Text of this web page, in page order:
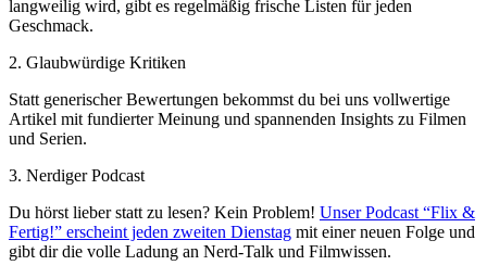
langweilig wird, gibt es regelmäßig frische Listen für jeden
Geschmack.
2. Glaubwürdige Kritiken
Statt generischer Bewertungen bekommst du bei uns vollwertige
Artikel mit fundierter Meinung und spannenden Insights zu Filmen
und Serien.
3. Nerdiger Podcast
Du hörst lieber statt zu lesen? Kein Problem! Unser Podcast “Flix &
Fertig!” erscheint jeden zweiten Dienstag mit einer neuen Folge und
gibt dir die volle Ladung an Nerd-Talk und Filmwissen.